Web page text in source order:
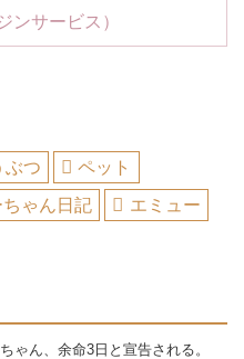
サービス）
ぶつ
ペット
ゃん日記 エミュー
ゃん、余命3日と宣告される。